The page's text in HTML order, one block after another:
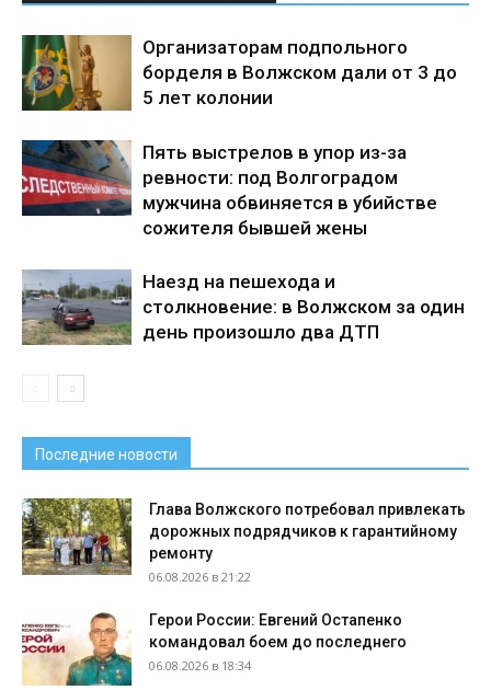
Организаторам подпольного
борделя в Волжском дали от 3 до
5 лет колонии
Пять выстрелов в упор из-за
ревности: под Волгоградом
мужчина обвиняется в убийстве
сожителя бывшей жены
Наезд на пешехода и
столкновение: в Волжском за один
день произошло два ДТП
Последние новости
Глава Волжского потребовал привлекать
дорожных подрядчиков к гарантийному
ремонту
06.08.2026 в 21:22
Герои России: Евгений Остапенко
командовал боем до последнего
06.08.2026 в 18:34